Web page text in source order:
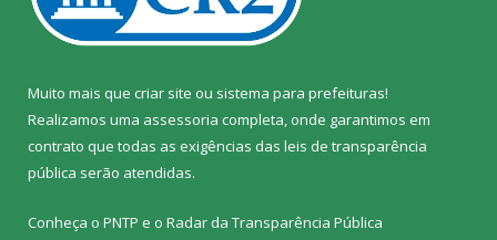
Muito mais que criar site ou sistema para prefeituras!
Realizamos uma assessoria completa, onde garantimos em
contrato que todas as exigências das leis de transparência
pública serão atendidas.
Conheça o PNTP e o Radar da Transparência Pública